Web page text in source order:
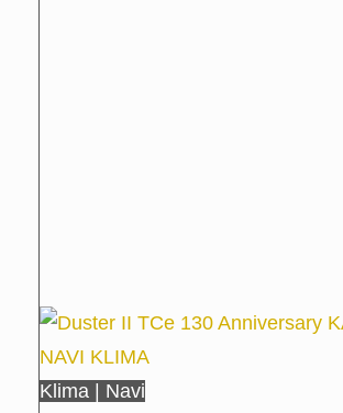
Klima | Navi